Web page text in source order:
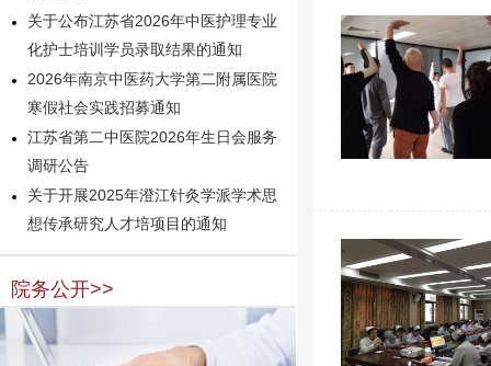
关于公布江苏省2026年中医护理专业
化护士培训学员录取结果的通知
2026年南京中医药大学第二附属医院
寒假社会实践招募通知
江苏省第二中医院2026年生日会服务
调研公告
关于开展2025年澄江针灸学派学术思
想传承研究人才培项目的通知
院务公开>>